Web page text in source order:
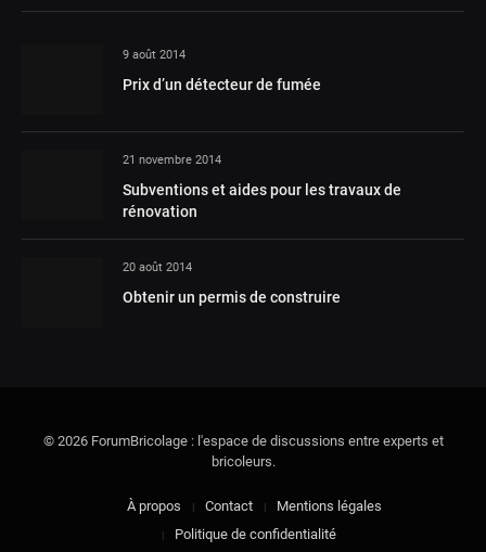
9 août 2014
Prix d’un détecteur de fumée
21 novembre 2014
Subventions et aides pour les travaux de
rénovation
20 août 2014
Obtenir un permis de construire
© 2026 ForumBricolage : l'espace de discussions entre experts et
bricoleurs.
À propos Contact
Mentions légales
Politique de confidentialité